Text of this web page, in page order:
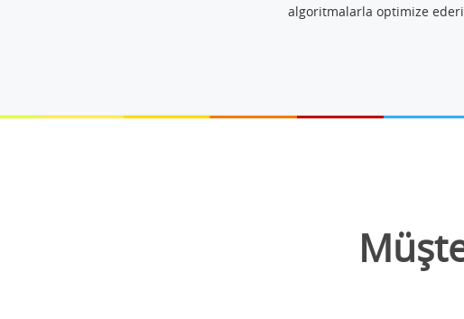
algoritmalarla optimize